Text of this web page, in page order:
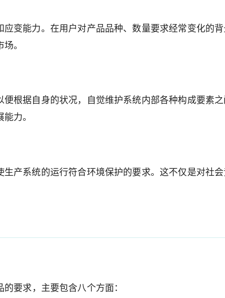
变能力。在用户对产品品种、数量要求经常变化的
。
根据自身的状况，自觉维护系统内部各种构成要素
力。
产系统的运行符合环境保护的要求。这不仅是对社
要求，主要包含八个方面：